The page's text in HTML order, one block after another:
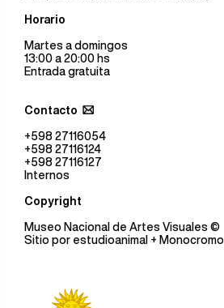
Horario
Martes a domingos
13:00 a 20:00 hs
Entrada gratuita
Contacto
+598 27116054
+598 27116124
+598 27116127
Internos
Copyright
Museo Nacional de Artes Visuales ©
Sitio por estudioanimal + Monocromo